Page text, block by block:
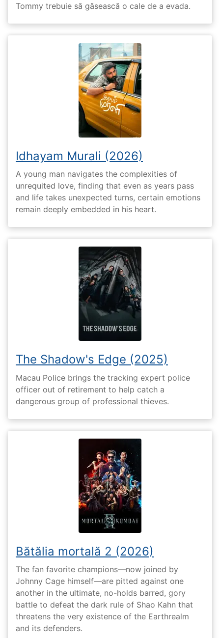
Tommy trebuie să găsească o cale de a evada.
Idhayam Murali (2026)
A young man navigates the complexities of
unrequited love, finding that even as years pass
and life takes unexpected turns, certain emotions
remain deeply embedded in his heart.
The Shadow's Edge (2025)
Macau Police brings the tracking expert police
officer out of retirement to help catch a
dangerous group of professional thieves.
Bătălia mortală 2 (2026)
The fan favorite champions—now joined by
Johnny Cage himself—are pitted against one
another in the ultimate, no-holds barred, gory
battle to defeat the dark rule of Shao Kahn that
threatens the very existence of the Earthrealm
and its defenders.